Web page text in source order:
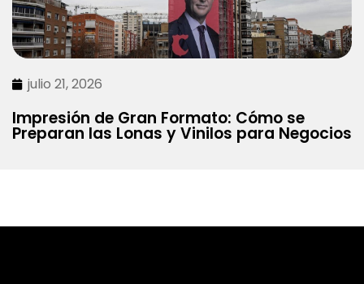
julio 21, 2026
Impresión de Gran Formato: Cómo se
Preparan las Lonas y Vinilos para Negocios